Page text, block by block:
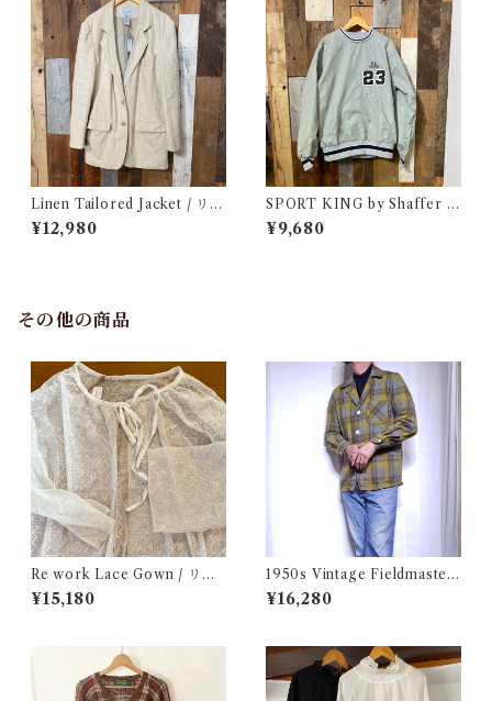
Linen Tailored Jacket / リネ
ン テーラード ジャケット 古着
¥12,980
SPORT KING by Shaffer N
ylon Pullover Jacket / スポ
ーツ キング ナイロン プルオー
¥9,680
その他の商品
Re work Lace Gown / リワ
ーク レース ガウン 古着
¥15,180
1950s Vintage Fieldmaster
Wool Topstar Style Jacket /
USA ヴィンテージ トップスタ
¥16,280